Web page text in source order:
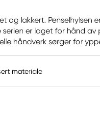
og lakkert. Penselhylsen
serien er laget for hånd av
håndverk sørger for
materiale